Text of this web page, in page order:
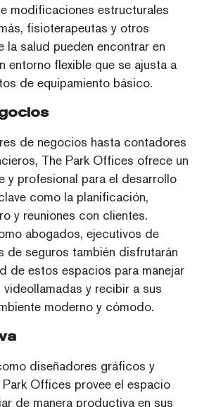
modificaciones estructurales
fisioterapeutas y otros
la salud pueden encontrar en
entorno flexible que se ajusta a
de equipamiento básico.
de negocios hasta contadores
The Park Offices ofrece un
y profesional para el desarrollo
como la planificación,
y reuniones con clientes.
abogados, ejecutivos de
de seguros también disfrutarán
de estos espacios para manejar
y recibir a sus
moderno y cómodo.
diseñadores gráficos y
Offices provee el espacio
de manera productiva en sus